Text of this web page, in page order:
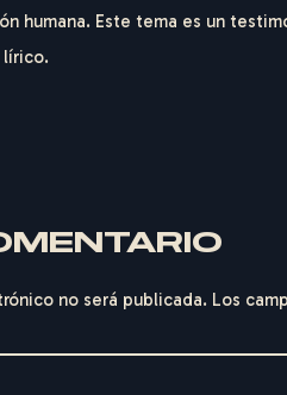
humana. Este tema es un
lírico.
no será publicada. Los